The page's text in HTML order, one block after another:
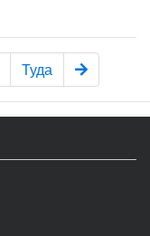
Туда